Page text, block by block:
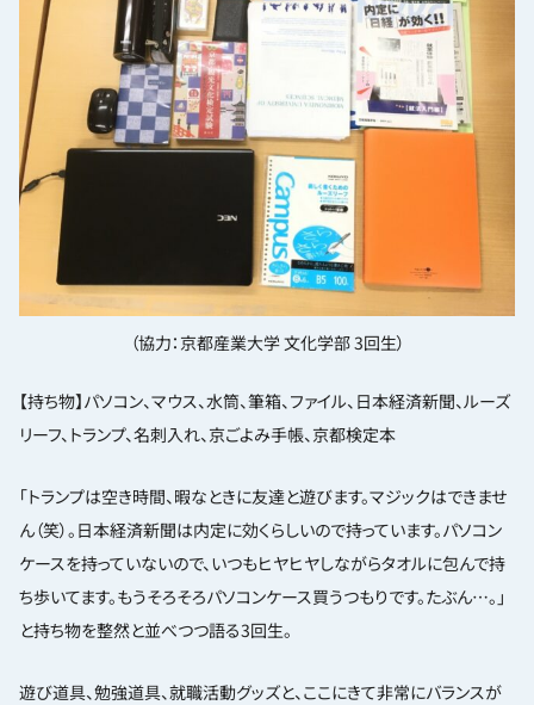
（協力：京都産業大学 文化学部 3回生）
【持ち物】パソコン、マウス、水筒、筆箱、ファイル、日本経済新聞、ルーズ
リーフ、トランプ、名刺入れ、京ごよみ手帳、京都検定本
「トランプは空き時間、暇なときに友達と遊びます。マジックはできませ
ん（笑）。日本経済新聞は内定に効くらしいので持っています。パソコン
ケースを持っていないので、いつもヒヤヒヤしながらタオルに包んで持
ち歩いてます。もうそろそろパソコンケース買うつもりです。たぶん…。」
と持ち物を整然と並べつつ語る3回生。
遊び道具、勉強道具、就職活動グッズと、ここにきて非常にバランスが